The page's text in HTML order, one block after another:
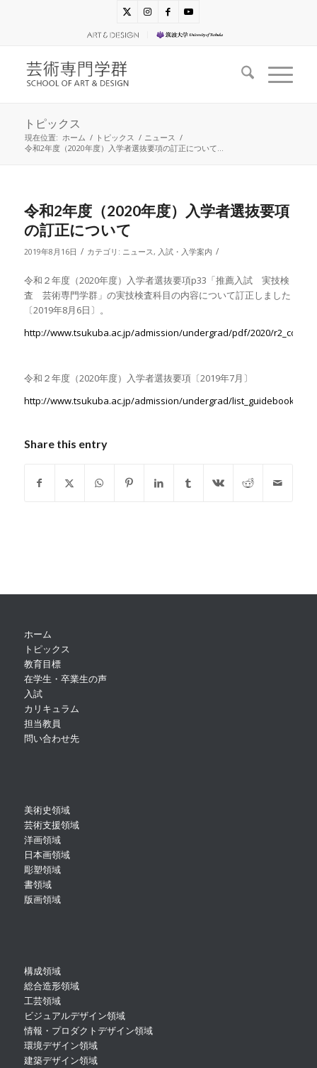
トピックス
現在位置: ホーム / トピックス / ニュース /
令和2年度（2020年度）入学者選抜要項の訂正について...
令和2年度（2020年度）入学者選抜要項
の訂正について
2019年8月16日 / カテゴリ: ニュース, 入試・入学案内 /
令和２年度（2020年度）入学者選抜要項p33「推薦入試 実技検
査 芸術専門学群」の実技検査科目の内容について訂正しました
〔2019年8月6日〕。
http://www.tsukuba.ac.jp/admission/undergrad/pdf/2020/
令和２年度（2020年度）入学者選抜要項〔2019年7月〕
http://www.tsukuba.ac.jp/admission/undergrad/
Share this entry
ホーム
トピックス
教育目標
在学生・卒業生の声
入試
カリキュラム
担当教員
問い合わせ先
美術史領域
芸術支援領域
洋画領域
日本画領域
彫塑領域
書領域
版画領域
構成領域
総合造形領域
工芸領域
ビジュアルデザイン領域
情報・プロダクトデザイン領域
環境デザイン領域
建築デザイン領域